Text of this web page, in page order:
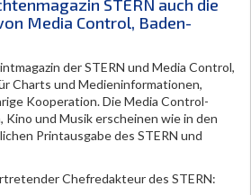
STERN auch die
Media Control, Baden-
der STERN und Media Control,
Charts und Medieninformationen,
Kooperation. Die Media Control-
und Musik erscheinen wie in den
Printausgabe des STERN und
Chefredakteur des STERN: